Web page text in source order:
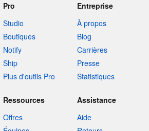
Pro
Studio
Boutiques
Notify
Ship
Plus d'outils Pro
Entreprise
À propos
Blog
Carrières
Presse
Statistiques
Ressources
Offres
Assistance
Aide